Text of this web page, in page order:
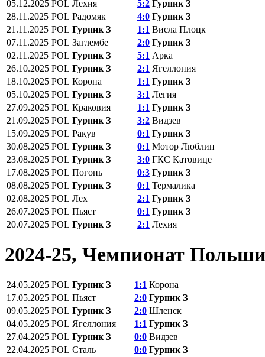
05.12.2025 POL Лехия 5:2 Гурник З
28.11.2025 POL Радомяк 4:0 Гурник З
21.11.2025 POL Гурник З 1:1 Висла Плоцк
07.11.2025 POL Заглембе 2:0 Гурник З
02.11.2025 POL Гурник З 5:1 Арка
26.10.2025 POL Гурник З 2:1 Ягеллония
18.10.2025 POL Корона 1:1 Гурник З
05.10.2025 POL Гурник З 3:1 Легия
27.09.2025 POL Краковия 1:1 Гурник З
21.09.2025 POL Гурник З 3:2 Видзев
15.09.2025 POL Ракув 0:1 Гурник З
30.08.2025 POL Гурник З 0:1 Мотор Люблин
23.08.2025 POL Гурник З 3:0 ГКС Катовице
17.08.2025 POL Погонь 0:3 Гурник З
08.08.2025 POL Гурник З 0:1 Термалика
02.08.2025 POL Лех 2:1 Гурник З
26.07.2025 POL Пьяст 0:1 Гурник З
20.07.2025 POL Гурник З 2:1 Лехия
2024-25, Чемпионат
24.05.2025 POL Гурник З 1:1 Корона
17.05.2025 POL Пьяст 2:0 Гурник З
09.05.2025 POL Гурник З 2:0 Шленск
04.05.2025 POL Ягеллония 1:1 Гурник З
27.04.2025 POL Гурник З 0:0 Видзев
22.04.2025 POL Сталь 0:0 Гурник З